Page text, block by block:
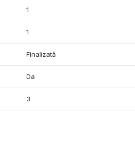
1
1
Finalizată
Da
3